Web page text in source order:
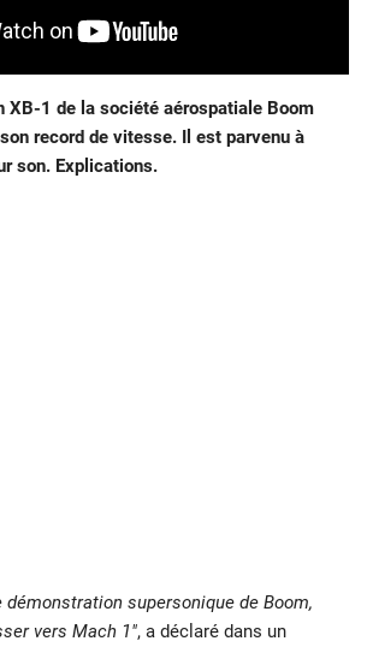
XB-1 de la société aérospatiale Boom
record de vitesse. Il est parvenu à
son. Explications.
démonstration supersonique de Boom,
vers Mach 1″, a déclaré dans un